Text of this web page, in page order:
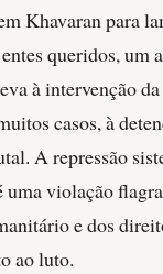
Khavaran para
queridos, um
à intervenção
casos, à
A repressão
uma violação
e dos
ao luto.